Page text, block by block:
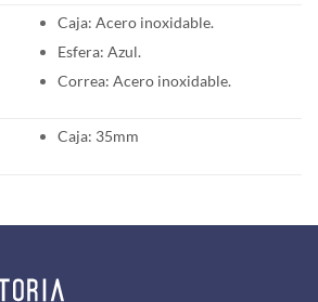
Caja: Acero inoxidable.
Esfera: Azul.
Correa: Acero inoxidable.
Caja: 35mm